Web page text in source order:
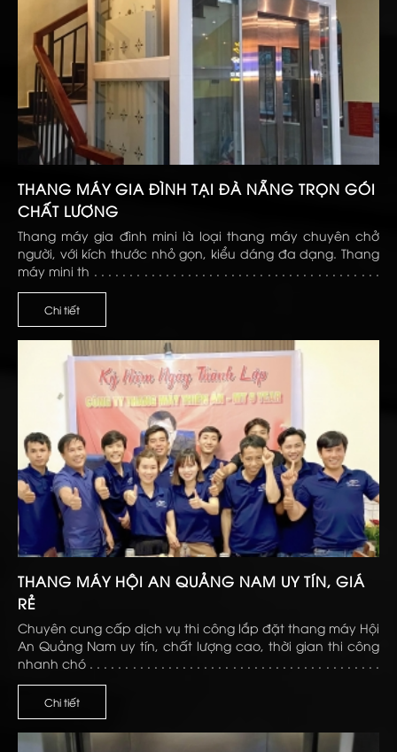
THANG MÁY GIA ĐÌNH TẠI ĐÀ NẴNG TRỌN GÓI
CHẤT LƯỢNG
Thang máy gia đình mini là loại thang máy chuyên chở
người, với kích thước nhỏ gọn, kiểu dáng đa dạng. Thang
máy mini th . . . . . . . . . . . . . . . . . . . . . . . . . . . . . . . . . . . . . . . .
. . . . . . . . . . . . . . . . . . . . . . . . . . . . . . . . . . . . . . . . . . . . . . .
Chi tiết
THANG MÁY HỘI AN QUẢNG NAM UY TÍN, GIÁ
RẺ
Chuyên cung cấp dịch vụ thi công lắp đặt thang máy Hội
An Quảng Nam uy tín, chất lượng cao, thời gian thi công
nhanh chó . . . . . . . . . . . . . . . . . . . . . . . . . . . . . . . . . . . . . . . . .
. . . . . . . . . . . . . . . . . . . . . . . . . . . . . . . . . . . . . . . . . . . . . .
Chi tiết